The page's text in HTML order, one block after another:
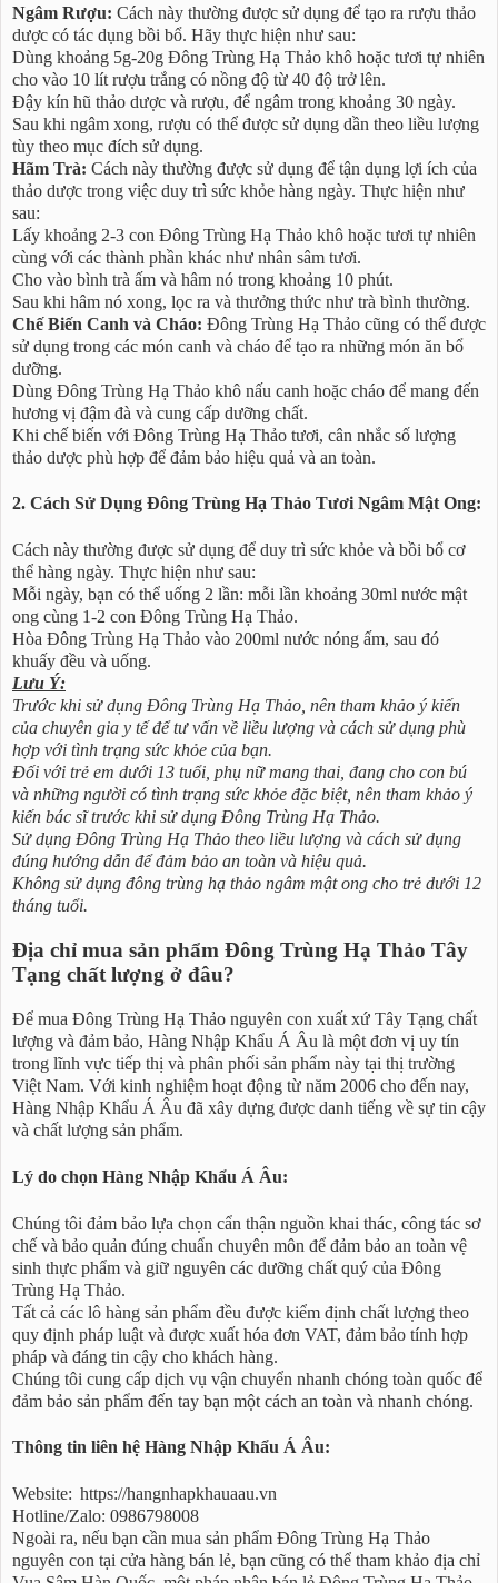
Ngâm Rượu: Cách này thường được sử dụng để tạo ra rượu thảo
dược có tác dụng bồi bổ. Hãy thực hiện như sau:
Dùng khoảng 5g-20g Đông Trùng Hạ Thảo khô hoặc tươi tự nhiên
cho vào 10 lít rượu trắng có nồng độ từ 40 độ trở lên.
Đậy kín hũ thảo dược và rượu, để ngâm trong khoảng 30 ngày.
Sau khi ngâm xong, rượu có thể được sử dụng dần theo liều lượng
tùy theo mục đích sử dụng.
Hãm Trà: Cách này thường được sử dụng để tận dụng lợi ích của
thảo dược trong việc duy trì sức khỏe hàng ngày. Thực hiện như
sau:
Lấy khoảng 2-3 con Đông Trùng Hạ Thảo khô hoặc tươi tự nhiên
cùng với các thành phần khác như nhân sâm tươi.
Cho vào bình trà ấm và hâm nó trong khoảng 10 phút.
Sau khi hâm nó xong, lọc ra và thưởng thức như trà bình thường.
Chế Biến Canh và Cháo: Đông Trùng Hạ Thảo cũng có thể được
sử dụng trong các món canh và cháo để tạo ra những món ăn bổ
dưỡng.
Dùng Đông Trùng Hạ Thảo khô nấu canh hoặc cháo để mang đến
hương vị đậm đà và cung cấp dưỡng chất.
Khi chế biến với Đông Trùng Hạ Thảo tươi, cân nhắc số lượng
thảo dược phù hợp để đảm bảo hiệu quả và an toàn.
2. Cách Sử Dụng Đông Trùng Hạ Thảo Tươi Ngâm Mật Ong:
Cách này thường được sử dụng để duy trì sức khỏe và bồi bổ cơ
thể hàng ngày. Thực hiện như sau:
Mỗi ngày, bạn có thể uống 2 lần: mỗi lần khoảng 30ml nước mật
ong cùng 1-2 con Đông Trùng Hạ Thảo.
Hòa Đông Trùng Hạ Thảo vào 200ml nước nóng ấm, sau đó
khuấy đều và uống.
Lưu Ý:
Trước khi sử dụng Đông Trùng Hạ Thảo, nên tham khảo ý kiến
của chuyên gia y tế để tư vấn về liều lượng và cách sử dụng phù
hợp với tình trạng sức khỏe của bạn.
Đối với trẻ em dưới 13 tuổi, phụ nữ mang thai, đang cho con bú
và những người có tình trạng sức khỏe đặc biệt, nên tham khảo ý
kiến bác sĩ trước khi sử dụng Đông Trùng Hạ Thảo.
Sử dụng Đông Trùng Hạ Thảo theo liều lượng và cách sử dụng
đúng hướng dẫn để đảm bảo an toàn và hiệu quả.
Không sử dụng đông trùng hạ thảo ngâm mật ong cho trẻ dưới 12
tháng tuổi.
Địa chỉ mua sản phẩm Đông Trùng Hạ Thảo Tây
Tạng chất lượng ở đâu?
Để mua Đông Trùng Hạ Thảo nguyên con xuất xứ Tây Tạng chất
lượng và đảm bảo, Hàng Nhập Khẩu Á Âu là một đơn vị uy tín
trong lĩnh vực tiếp thị và phân phối sản phẩm này tại thị trường
Việt Nam. Với kinh nghiệm hoạt động từ năm 2006 cho đến nay,
Hàng Nhập Khẩu Á Âu đã xây dựng được danh tiếng về sự tin cậy
và chất lượng sản phẩm.
Lý do chọn Hàng Nhập Khẩu Á Âu:
Chúng tôi đảm bảo lựa chọn cẩn thận nguồn khai thác, công tác sơ
chế và bảo quản đúng chuẩn chuyên môn để đảm bảo an toàn vệ
sinh thực phẩm và giữ nguyên các dưỡng chất quý của Đông
Trùng Hạ Thảo.
Tất cả các lô hàng sản phẩm đều được kiểm định chất lượng theo
quy định pháp luật và được xuất hóa đơn VAT, đảm bảo tính hợp
pháp và đáng tin cậy cho khách hàng.
Chúng tôi cung cấp dịch vụ vận chuyển nhanh chóng toàn quốc để
đảm bảo sản phẩm đến tay bạn một cách an toàn và nhanh chóng.
Thông tin liên hệ Hàng Nhập Khẩu Á Âu:
Website: https://hangnhapkhauaau.vn
Hotline/Zalo: 0986798008
Ngoài ra, nếu bạn cần mua sản phẩm Đông Trùng Hạ Thảo
nguyên con tại cửa hàng bán lẻ, bạn cũng có thể tham khảo địa chỉ